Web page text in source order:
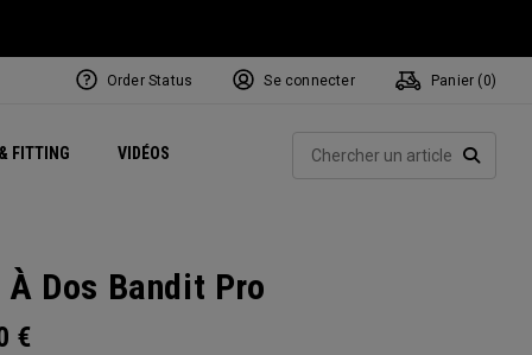
FITTING VIDÉOSExclusive Mavrik Complete Sets
Exclusivités - Balles de Golf
Juillet NEW Headwear
Women's Golf Balls
Exclusivités - Accessoires
Régionaux
Order Status Se connecter Panier ( 0)
À Dos Bandit Pro
€